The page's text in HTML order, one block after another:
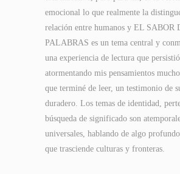
emocional lo que realmente la
relación entre humanos y EL SABOR
PALABRAS es un tema central y
una experiencia de lectura que
atormentando mis pensamientos
que terminé de leer, un testimonio de
duradero. Los temas de identidad,
búsqueda de significado son
universales, hablando de algo
que trasciende culturas y fronteras.